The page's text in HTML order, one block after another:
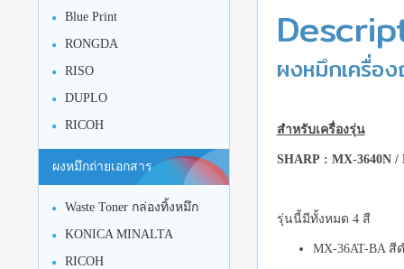
ผงหมึกเครื่อ
สำหรับเครื่องรุ่น
SHARP : MX-3640N /
รุ่นนี้มีทั้งหมด 4 สี
MX-36AT-BA สี
Blue Print
RONGDA
RISO
DUPLO
RICOH
ผงหมึกถ่ายเอกสาร
Waste Toner กล่องทิ้งหมึก
KONICA MINALTA
RICOH